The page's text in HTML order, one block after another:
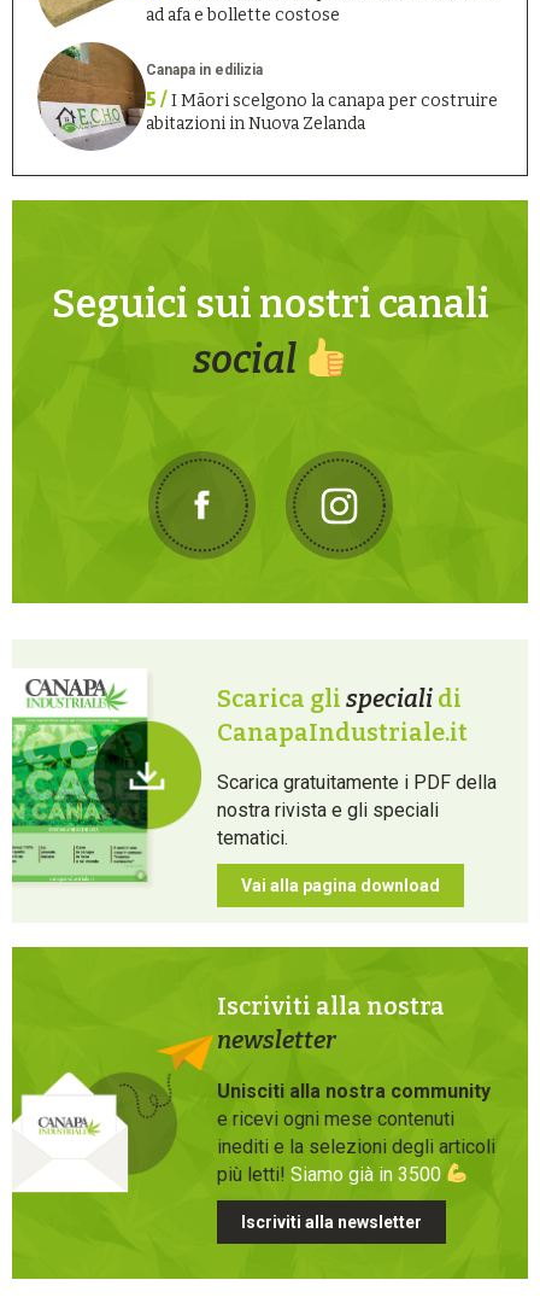
ad afa e bollette costose
Canapa in edilizia
5 /I Māori scelgono la canapa per costruire
abitazioni in Nuova Zelanda
Seguici sui nostri canali
social
Scarica gli speciali di
CanapaIndustriale.it
Scarica gratuitamente i PDF della
nostra rivista e gli speciali
tematici.
Vai alla pagina download
Iscriviti alla nostra
newsletter
Unisciti alla nostra community
e ricevi ogni mese contenuti
inediti e la selezioni degli articoli
più letti! Siamo già in 3500
Iscriviti alla newsletter